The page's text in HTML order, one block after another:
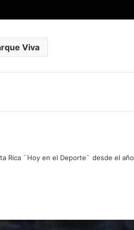
Viva
Rica ¨Hoy en el Deporte¨ desde el año